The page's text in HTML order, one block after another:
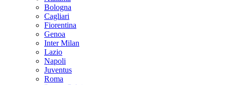
Bologna
Cagliari
Fiorentina
Genoa
Inter Milan
Lazio
Napoli
Juventus
Roma